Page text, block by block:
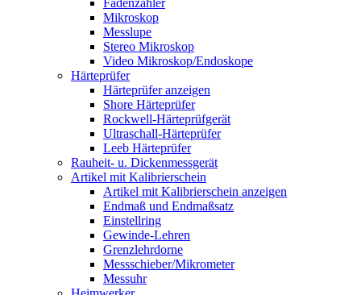
Fadenzähler
Mikroskop
Messlupe
Stereo Mikroskop
Video Mikroskop/Endoskope
Härteprüfer
Härteprüfer anzeigen
Shore Härteprüfer
Rockwell-Härteprüfgerät
Ultraschall-Härteprüfer
Leeb Härteprüfer
Rauheit- u. Dickenmessgerät
Artikel mit Kalibrierschein
Artikel mit Kalibrierschein anzeigen
Endmaß und Endmaßsatz
Einstellring
Gewinde-Lehren
Grenzlehrdorne
Messschieber/Mikrometer
Messuhr